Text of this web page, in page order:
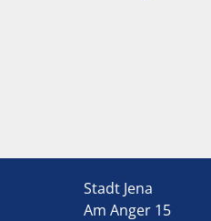
Stadt Jena
Am Anger 15